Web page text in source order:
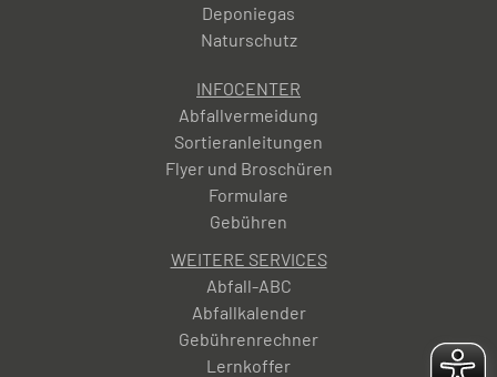
Deponiegas
Naturschutz
INFOCENTER
Abfallvermeidung
Sortieranleitungen
Flyer und Broschüren
Formulare
Gebühren
WEITERE SERVICES
Abfall-ABC
Abfallkalender
Gebührenrechner
Lernkoffer